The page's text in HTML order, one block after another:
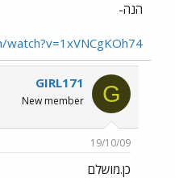
הנה-
G
GIRL171
New member
19/10/09
כן.מושלם